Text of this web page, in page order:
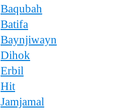
Baqubah
Batifa
Baynjiwayn
Dihok
Erbil
Hit
Jamjamal